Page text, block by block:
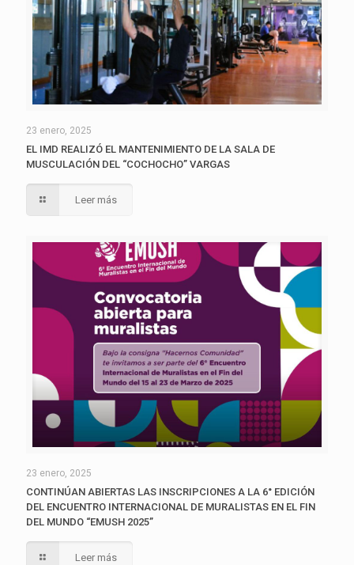
23 enero, 2025
EL IMD REALIZÓ EL MANTENIMIENTO DE LA SALA DE
MUSCULACIÓN DEL “COCHOCHO” VARGAS
Leer más
23 enero, 2025
CONTINÚAN ABIERTAS LAS INSCRIPCIONES A LA 6° EDICIÓN
DEL ENCUENTRO INTERNACIONAL DE MURALISTAS EN EL FIN
DEL MUNDO “EMUSH 2025”
Leer más